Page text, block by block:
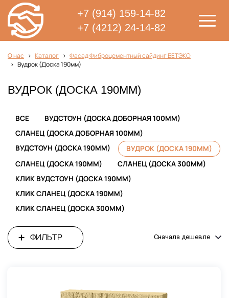
+7 (914) 159-14-82
+7 (4212) 24-14-82
О нас Каталог
Фасад Фиброцементный сайдинг БЕТЭКО
Вудрок (Доска 190мм)
ВУДРОК (ДОСКА 190ММ)
ВСЕ
ВУДСТОУН (ДОСКА ДОБОРНАЯ 100ММ)
СЛАНЕЦ (ДОСКА ДОБОРНАЯ 100ММ)
ВУДСТОУН (ДОСКА 190ММ)
ВУДРОК (ДОСКА 190ММ)
СЛАНЕЦ (ДОСКА 190ММ)
СЛАНЕЦ (ДОСКА 300ММ)
КЛИК ВУДСТОУН (ДОСКА 190ММ)
КЛИК СЛАНЕЦ (ДОСКА 190ММ)
КЛИК СЛАНЕЦ (ДОСКА 300ММ)
ФИЛЬТР Сначала дешевле